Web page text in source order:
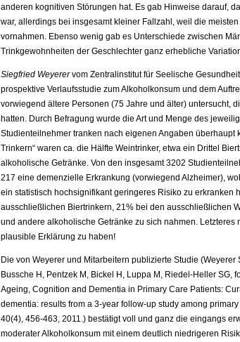
anderen kognitiven Störungen hat. Es gab Hinweise darauf,
war, allerdings bei insgesamt kleiner Fallzahl, weil die
vornahmen. Ebenso wenig gab es Unterschiede zwischen
Trinkgewohnheiten der Geschlechter ganz erhebliche
Siegfried Weyerervom Zentralinstitut für Seelische
prospektive Verlaufsstudie zum Alkoholkonsum und dem
vorwiegend ältere Personen (75 Jahre und älter) untersucht,
hatten. Durch Befragung wurde die Art und Menge des
Studienteilnehmer tranken nach eigenen Angaben überhaupt
Trinkern“ waren ca. die Hälfte Weintrinker, etwa ein Drittel
alkoholische Getränke. Von den insgesamt 3202
217 eine demenzielle Erkrankung (vorwiegend Alzheimer),
ein statistisch hochsignifikant geringeres Risiko zu erkranken
ausschließlichen Biertrinkern, 21% bei den ausschließlichen
und andere alkoholische Getränke zu sich nahmen.
plausible Erklärung zu haben!
Die von Weyerer und Mitarbeitern publizierte Studie (Weyerer
Bussche H, Pentzek M, Bickel H, Luppa M, Riedel-Heller SG,
Ageing, Cognition and Dementia in Primary Care Patients:
dementia: results from a 3-year follow-up study among
40(4), 456-463, 2011.) bestätigt voll und ganz die eingangs
moderater Alkoholkonsum mit einem deutlich niedrigeren